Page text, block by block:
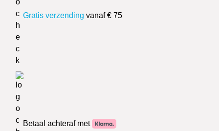
Gratis verzending vanaf € 75
Betaal achteraf met